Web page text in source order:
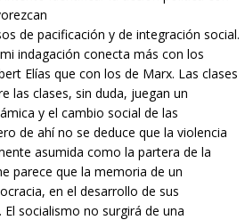
de pacificación y de integración social.
indagación conecta más con los
Elías que con los de Marx. Las clases
las clases, sin duda, juegan un
y el cambio social de las
de ahí no se deduce que la violencia
asumida como la partera de la
parece que la memoria de un
en el desarrollo de sus
socialismo no surgirá de una